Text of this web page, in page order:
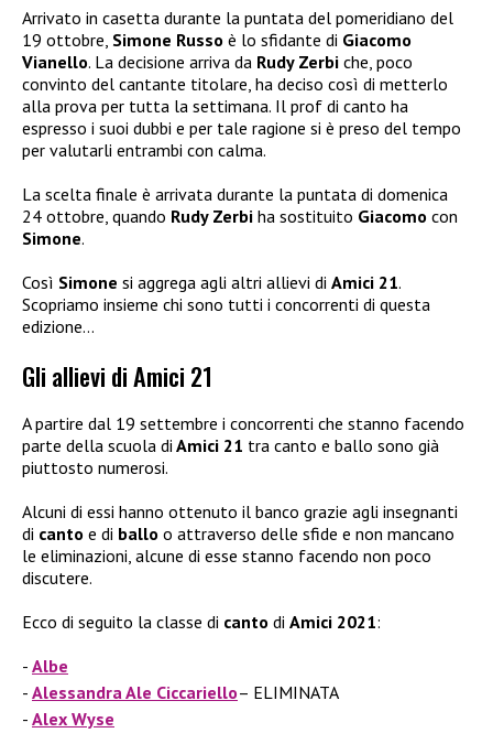
Arrivato in casetta durante la puntata del pomeridiano del
19 ottobre, Simone Russo è lo sfidante di Giacomo
Vianello. La decisione arriva da Rudy Zerbi che, poco
convinto del cantante titolare, ha deciso così di metterlo
alla prova per tutta la settimana. Il prof di canto ha
espresso i suoi dubbi e per tale ragione si è preso del tempo
per valutarli entrambi con calma.
La scelta finale è arrivata durante la puntata di domenica
24 ottobre, quando Rudy Zerbi ha sostituito Giacomo con
Simone.
Così Simone si aggrega agli altri allievi di Amici 21.
Scopriamo insieme chi sono tutti i concorrenti di questa
edizione…
Gli allievi di Amici 21
A partire dal 19 settembre i concorrenti che stanno facendo
parte della scuola di Amici 21 tra canto e ballo sono già
piuttosto numerosi.
Alcuni di essi hanno ottenuto il banco grazie agli insegnanti
di canto e di ballo o attraverso delle sfide e non mancano
le eliminazioni, alcune di esse stanno facendo non poco
discutere.
Ecco di seguito la classe di canto di Amici 2021:
Albe
Alessandra Ale Ciccariello– ELIMINATA
Alex Wyse